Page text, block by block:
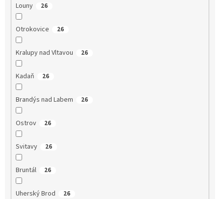
Louny 26
Otrokovice 26
Kralupy nad Vltavou 26
Kadaň 26
Brandýs nad Labem 26
Ostrov 26
Svitavy 26
Bruntál 26
Uherský Brod 26